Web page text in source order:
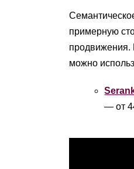
примерную
продвижения.
можно
— от